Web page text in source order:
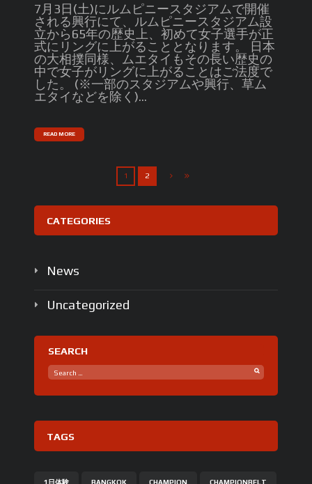
7月3日(土)にルムピニースタジアムで開催
される興行にて、ルムピニースタジアム設
立から65年の歴史上、初めて女子選手が正
式にリングに上がることとなります。 日本
の大相撲同様、ムエタイもその長い歴史の
中で女子がリングに上がることはご法度で
した。 (※一部のスタジアムや興行、草ム
エタイなどを除く)...
READ MORE
1 2
CATEGORIES
News
Uncategorized
SEARCH
TAGS
1日体験 BANGKOK CHAMPION CHAMPIONBELT